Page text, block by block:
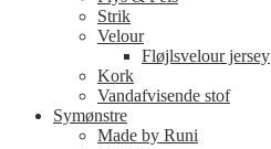
Strik
Velour
Fløjlsvelour jersey
Kork
Vandafvisende stof
Symønstre
Made by Runi